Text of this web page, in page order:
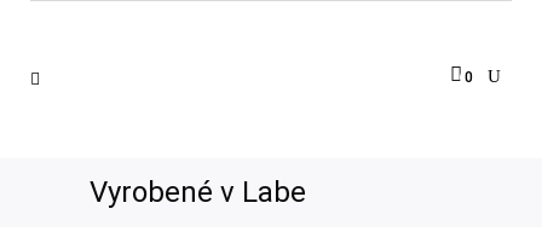
0
Vyrobené v Labe